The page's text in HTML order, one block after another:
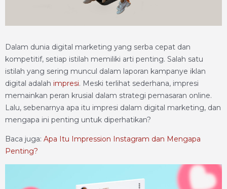
Dalam dunia digital marketing yang serba cepat dan
kompetitif, setiap istilah memiliki arti penting. Salah satu
istilah yang sering muncul dalam laporan kampanye iklan
digital adalah impresi. Meski terlihat sederhana, impresi
memainkan peran krusial dalam strategi pemasaran online.
Lalu, sebenarnya apa itu impresi dalam digital marketing, dan
mengapa ini penting untuk diperhatikan?
Baca juga: Apa Itu Impression Instagram dan Mengapa
Penting?